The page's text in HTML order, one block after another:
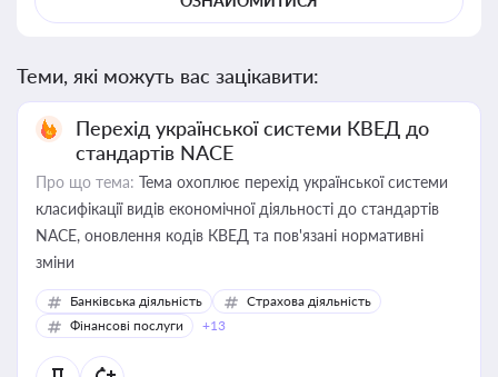
Теми, які можуть вас зацікавити:
Перехід української системи КВЕД до
стандартів NACE
Про що тема: Тема охоплює перехід української системи
класифікації видів економічної діяльності до стандартів
NACE, оновлення кодів КВЕД та пов'язані нормативні
зміни
Банківська діяльність
Страхова діяльність
Фінансові послуги
+13